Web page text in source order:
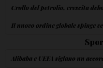
Crollo del petrolio, crescita
Il nuovo ordine globale spinge
Alibaba e UEFA siglano un